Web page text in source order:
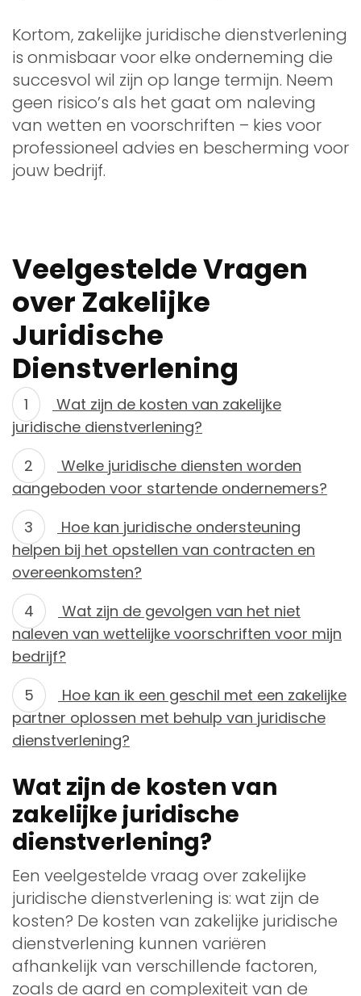
Kortom, zakelijke juridische dienstverlening
is onmisbaar voor elke onderneming die
succesvol wil zijn op lange termijn. Neem
geen risico’s als het gaat om naleving
van wetten en voorschriften – kies voor
professioneel advies en bescherming voor
jouw bedrijf.
Veelgestelde Vragen
over Zakelijke
Juridische
Dienstverlening
Wat zijn de kosten van zakelijke
juridische dienstverlening?
Welke juridische diensten worden
aangeboden voor startende ondernemers?
Hoe kan juridische ondersteuning
helpen bij het opstellen van contracten en
overeenkomsten?
Wat zijn de gevolgen van het niet
naleven van wettelijke voorschriften voor mijn
bedrijf?
Hoe kan ik een geschil met een zakelijke
partner oplossen met behulp van juridische
dienstverlening?
Wat zijn de kosten van
zakelijke juridische
dienstverlening?
Een veelgestelde vraag over zakelijke
juridische dienstverlening is: wat zijn de
kosten? De kosten van zakelijke juridische
dienstverlening kunnen variëren
afhankelijk van verschillende factoren,
zoals de aard en complexiteit van de